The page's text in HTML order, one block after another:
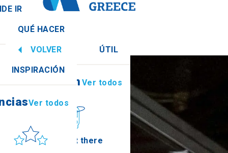
IR
QUÉ HACER
VOLVER ÚTIL
Información Ver todos
How to get there
INSPIRACIÓN
Ver todos